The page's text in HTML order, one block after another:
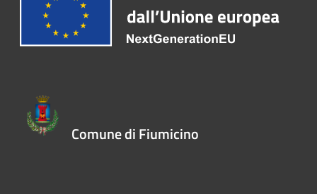
Comune di Fiumicino